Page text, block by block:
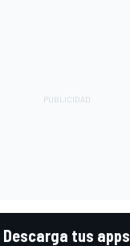
Descarga tus apps